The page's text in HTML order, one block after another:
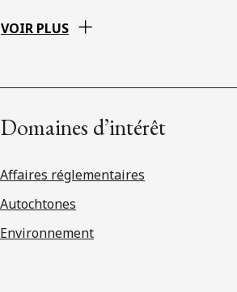
VOIR PLUS
Domaines d’intérêt
Affaires réglementaires
Autochtones
Environnement